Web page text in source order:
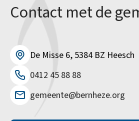
Contact met de
De Misse 6, 5384 BZ Heesch
0412 45 88 88
gemeente@bernheze.org